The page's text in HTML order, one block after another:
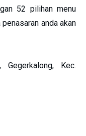
52 pilihan menu
anda akan
Kec.